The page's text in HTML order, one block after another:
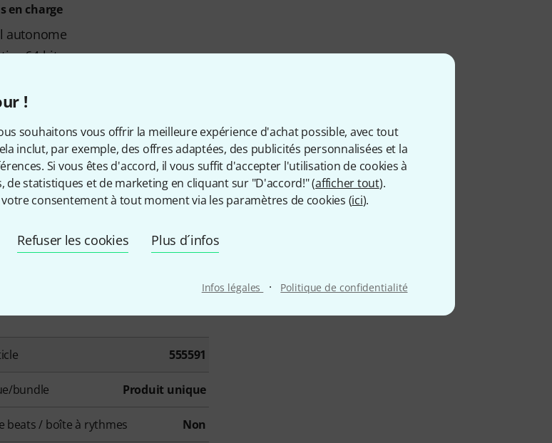
!
souhaitons vous offrir la meilleure expérience d'achat possible, avec tout
inclut, par exemple, des offres adaptées, des publicités personnalisées et la
Si vous êtes d'accord, il vous suffit d'accepter l'utilisation de cookies à
de statistiques et de marketing en cliquant sur "D'accord!" (afficher tout).
consentement à tout moment via les paramètres de cookies (ici).
Refuser les cookies Plus d´infos
Infos légales · Politique de confidentialité
en charge
autonome
64 bits
bits
555591
bundle Produit unique
beats / boîte à rythmes Non